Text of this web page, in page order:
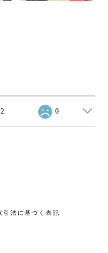
2 0
引法に基づく表記